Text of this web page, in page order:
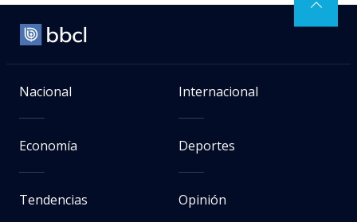
Nacional Internacional
Economía Deportes
Tendencias Opinión